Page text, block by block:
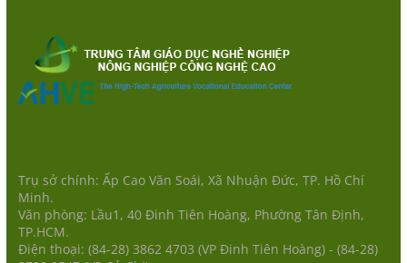
Trụ sở chính: Ấp Cao Văn Soái, Xã Nhuận Đức, TP. Hồ Chí
Minh.
Văn phòng: Lầu1, 40 Đinh Tiên Hoàng, Phường Tân Định,
TP.HCM.
Điện thoại: (84-28) 3862 4703 (VP Đinh Tiên Hoàng) - (84-28)